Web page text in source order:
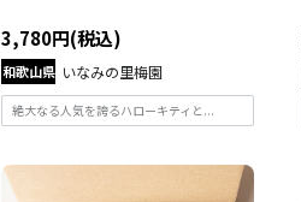
3,780円(税込)
和歌山県 いなみの里梅園
絶大なる人気を誇るハローキティと...